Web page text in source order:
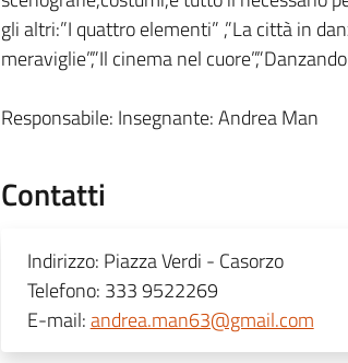
gli altri:”I quattro elementi” ,”La città in
meraviglie”,”Il cinema nel cuore”,”Danzando
Responsabile: Insegnante: Andrea Man
Contatti
Indirizzo: Piazza Verdi - Casorzo
Telefono: 333 9522269
E-mail:andrea.man63@gmail.com